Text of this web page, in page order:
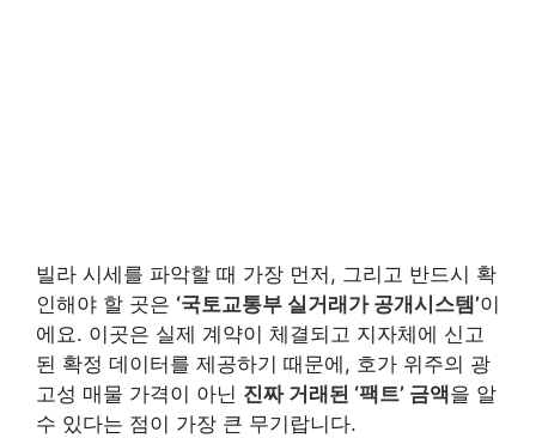
빌라 시세를 파악할 때 가장 먼저, 그리고 반드시 확
인해야 할 곳은 ‘국토교통부 실거래가 공개시스템’이
에요. 이곳은 실제 계약이 체결되고 지자체에 신고
된 확정 데이터를 제공하기 때문에, 호가 위주의 광
고성 매물 가격이 아닌 진짜 거래된 ‘팩트’ 금액을 알
수 있다는 점이 가장 큰 무기랍니다.